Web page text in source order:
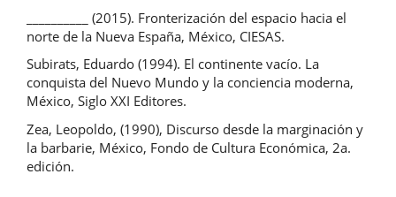
__________ (2015). Fronterización del espacio hacia el
norte de la Nueva España, México, CIESAS.
Subirats, Eduardo (1994). El continente vacío. La
conquista del Nuevo Mundo y la conciencia moderna,
México, Siglo XXI Editores.
Zea, Leopoldo, (1990), Discurso desde la marginación y
la barbarie, México, Fondo de Cultura Económica, 2a.
edición.